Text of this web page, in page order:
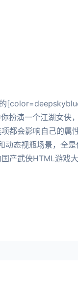
扮演一个江湖女侠
都会影响自己的属
动态视瓶场景，全
产武侠HTML游戏